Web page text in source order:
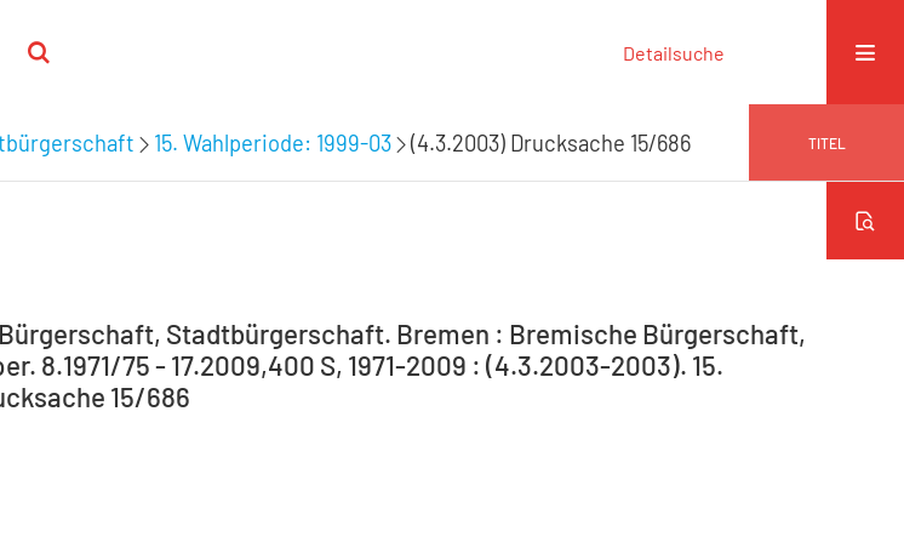
Detailsuche
15. Wahlperiode: 1999-03 (4.3.2003) Drucksache 15/686 TITEL
Stadtbürgerschaft. Bremen : Bremische Bürgerschaft,
8.1971/75 - 17.2009,400 S, 1971-2009 : (4.3.2003-2003). 15.
15/686